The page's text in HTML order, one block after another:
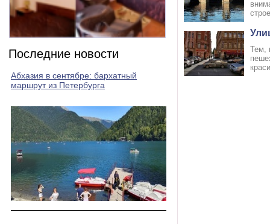
Номер 3(DBL)
Последние новости
Абхазия в сентябре: бархатный
маршрут из Петербурга
Тем,